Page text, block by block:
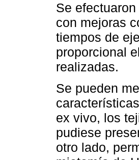
Se
con mejoras
tiempos de
proporcional
realizadas.
Se pueden
ex vivo, los
pudiese
otro lado,